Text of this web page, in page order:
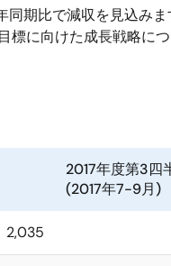
期比で減収を見込み
に向けた成長戦略に
2017年度第3四
(2017年7-9月)
2,035